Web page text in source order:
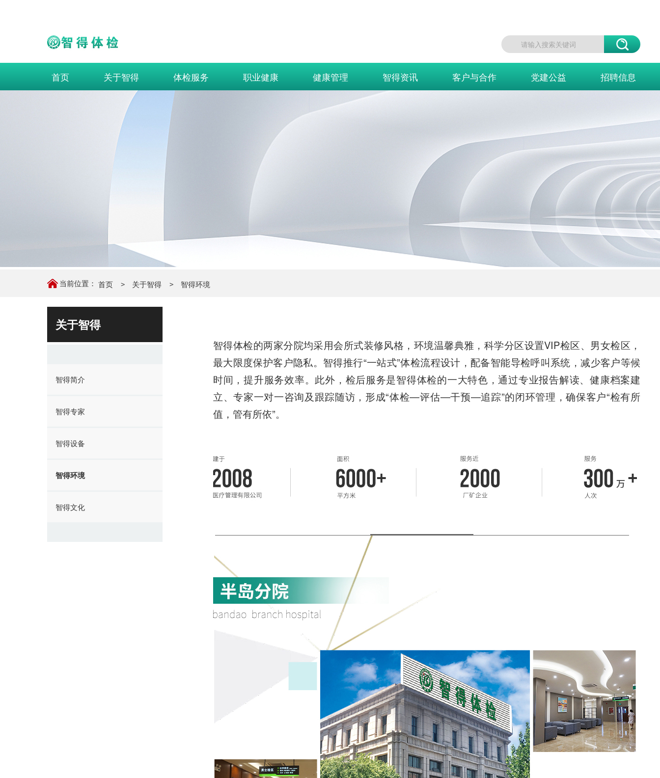
首页 关于智得 体检服务 职业健康 健康管理 智得资讯 客户与合作 党建公益 招聘信息
当前位置： 首页 关于智得 智得环境
关于智得
智得简介
智得专家
智得设备
智得环境
智得文化
智得体检的两家分院均采用会所式装修风格，环境温馨典雅，科学分区设置VIP检区、男女检区，
最大限度保护客户隐私。智得推行“一站式”体检流程设计，配备智能导检呼叫系统，减少客户等候
时间，提升服务效率。此外，检后服务是智得体检的一大特色，通过专业报告解读、健康档案建
立、专家一对一咨询及跟踪随访，形成“体检—评估—干预—追踪”的闭环管理，确保客户“检有所
值，管有所依”。